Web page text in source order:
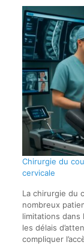
Chirurgie du
cervicale
La chirurgie du
nombreux
limitations dans
les délais
compliquer